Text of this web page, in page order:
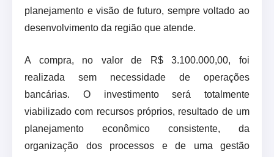
planejamento e visão de futuro, sempre voltado ao
desenvolvimento da região que atende.
A compra, no valor de R$ 3.100.000,00, foi
realizada sem necessidade de operações
bancárias. O investimento será totalmente
viabilizado com recursos próprios, resultado de um
planejamento econômico consistente, da
organização dos processos e de uma gestão